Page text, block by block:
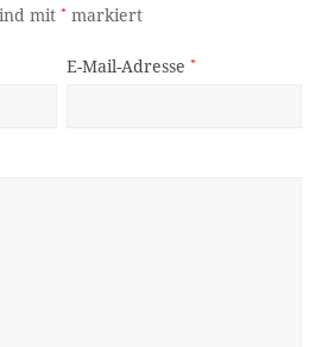
mit* markiert
E-Mail-Adresse*